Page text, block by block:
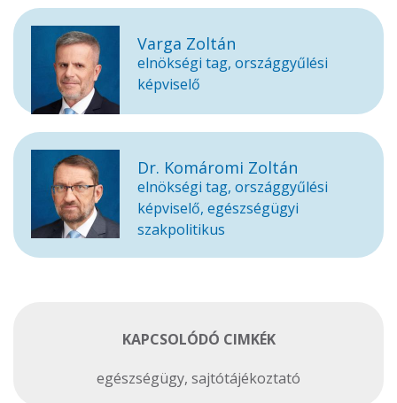
Varga Zoltán
elnökségi tag, országgyűlési
képviselő
Dr. Komáromi Zoltán
elnökségi tag, országgyűlési
képviselő, egészségügyi
szakpolitikus
KAPCSOLÓDÓ CIMKÉK
egészségügy, sajtótájékoztató